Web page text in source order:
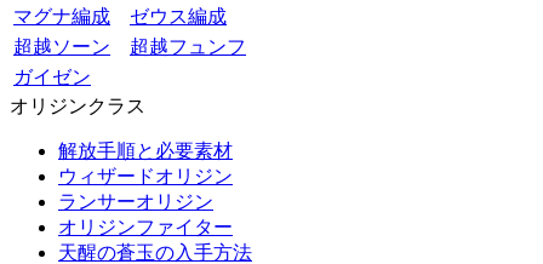
マグナ編成
ゼウス編成
超越ソーン
超越フュンフ
ガイゼン
オリジンクラス
解放手順と必要素材
ウィザードオリジン
ランサーオリジン
オリジンファイター
天醒の蒼玉の入手方法